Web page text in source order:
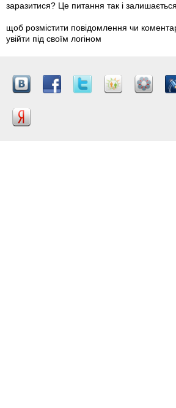
заразитися? Це питання так і
щоб розмістити повідомлення чи
увійти під своїм логіном